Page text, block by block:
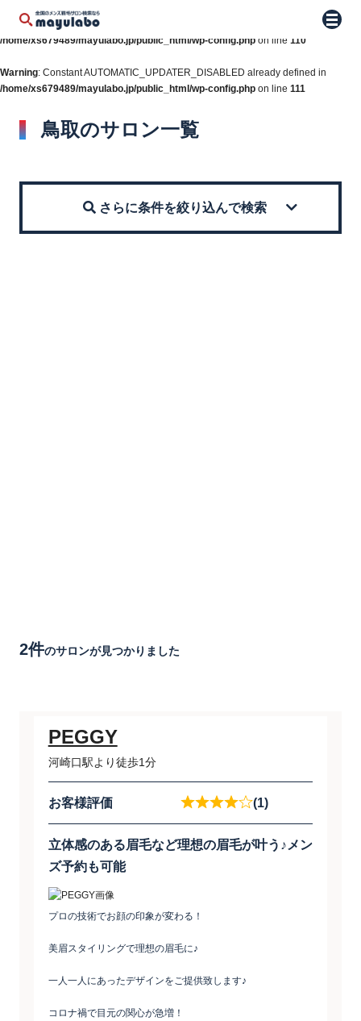
Warning: Constant WP_AUTO_UPDATE_CORE already defined in
/home/xs679489/mayulabo.jp/public_html/wp-config.php on line 110
Warning: Constant AUTOMATIC_UPDATER_DISABLED already defined in
/home/xs679489/mayulabo.jp/public_html/wp-config.php on line 111
メニ
鳥取のサロン一覧
さらに条件を絞り込んで検索
2件のサロンが見つかりました
PEGGY
河崎口駅より徒歩1分
お客様評価 (1)
立体感のある眉毛など理想の眉毛が叶う♪メン
ズ予約も可能
プロの技術でお顔の印象が変わる！
美眉スタイリングで理想の眉毛に♪
一人一人にあったデザインをご提供致します♪
コロナ禍で目元の関心が急増！